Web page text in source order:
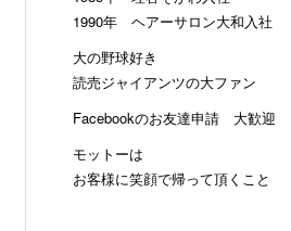
1990年 ヘアーサロン大和入社
大の野球好き
読売ジャイアンツの大ファン
Facebookのお友達申請 大歓迎
モットーは
お客様に笑顔で帰って頂くこと